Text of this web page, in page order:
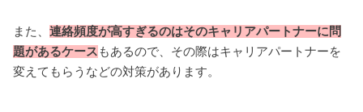
また、連絡頻度が高すぎるのはそのキャリアパートナーに問
題があるケース もあるので、その際はキャリアパートナーを
変えてもらうなどの対策があります。